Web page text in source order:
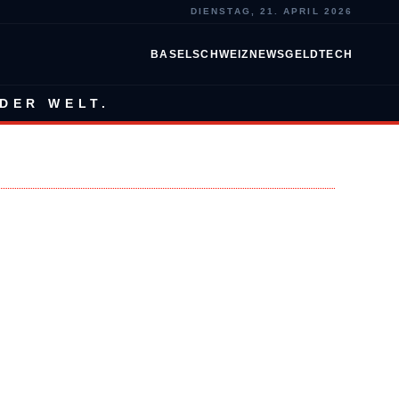
DIENSTAG, 21. APRIL 2026
BASELSCHWEIZ NEWSGELDTECH
WELT.